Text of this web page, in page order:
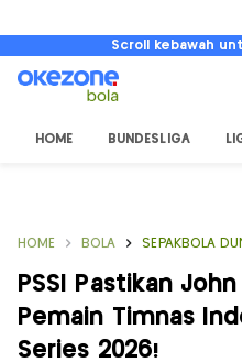
Scroll kebawah
HOME BUNDESLIGA
HOME BOLA SEPAKBOLA
PSSI Pastikan
Pemain Timnas
Series 2026!